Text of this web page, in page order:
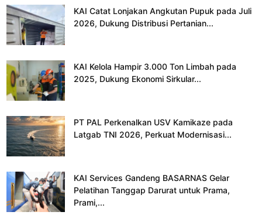
KAI Catat Lonjakan Angkutan Pupuk pada Juli
2026, Dukung Distribusi Pertanian...
KAI Kelola Hampir 3.000 Ton Limbah pada
2025, Dukung Ekonomi Sirkular...
PT PAL Perkenalkan USV Kamikaze pada
Latgab TNI 2026, Perkuat Modernisasi...
KAI Services Gandeng BASARNAS Gelar
Pelatihan Tanggap Darurat untuk Prama,
Prami,...